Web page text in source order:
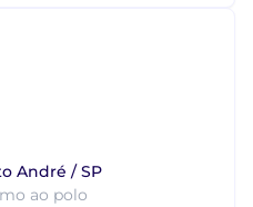
André / SP
ao polo